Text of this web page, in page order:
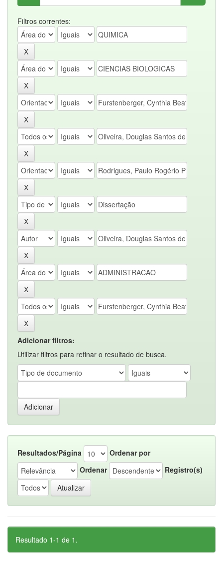
Filtros correntes:
Adicionar filtros:
Utilizar filtros para refinar o resultado de busca.
Resultados/Página
Ordenar por
Ordenar
Registro(s)
Resultado 1-1 de 1.